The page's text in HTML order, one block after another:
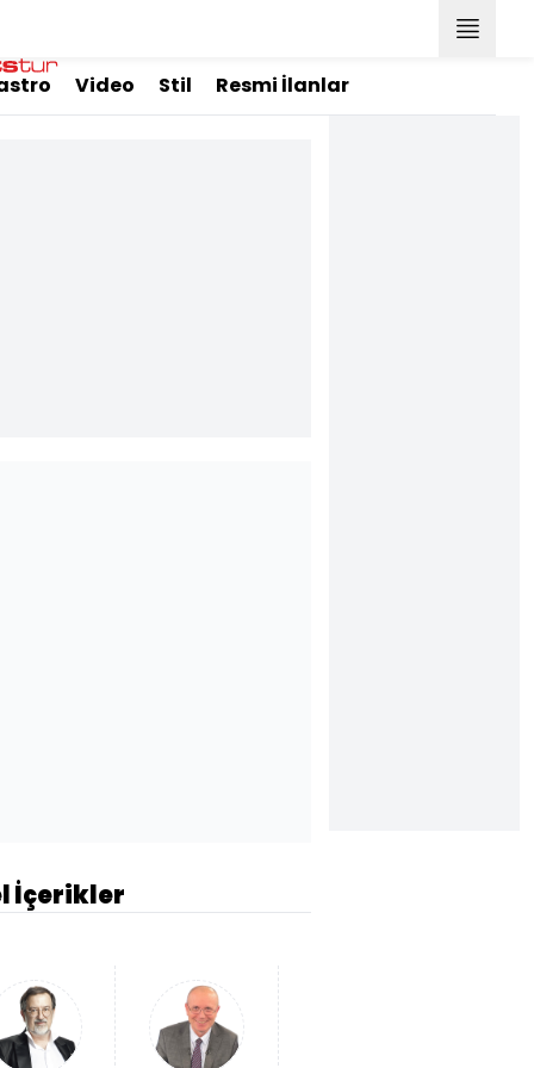
Video Stil Resmi İlanlar
İçerikler